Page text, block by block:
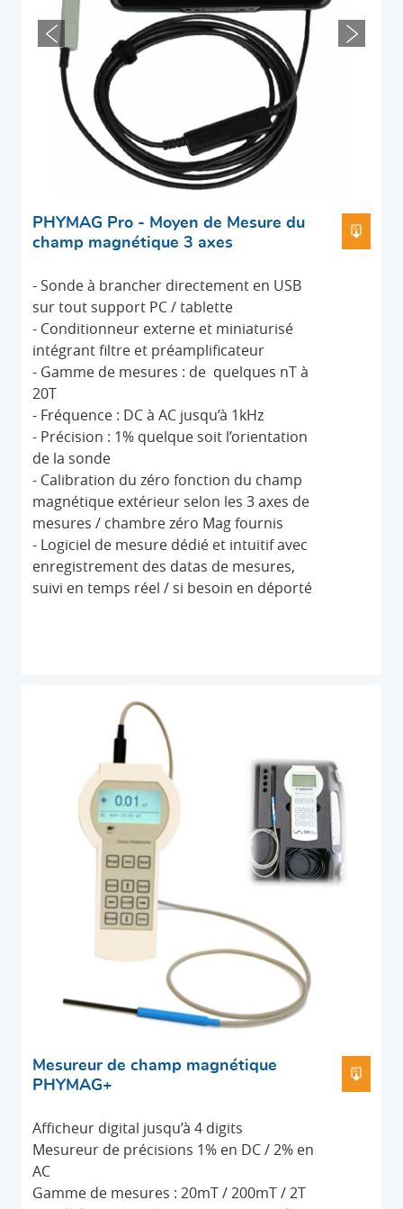
PHYMAG Pro - Moyen de Mesure du
champ magnétique 3 axes
- Sonde à brancher directement en USB
sur tout support PC / tablette
- Conditionneur externe et miniaturisé
intégrant filtre et préamplificateur
- Gamme de mesures : de quelques nT à
20T
- Fréquence : DC à AC jusqu’à 1kHz
- Précision : 1% quelque soit l’orientation
de la sonde
- Calibration du zéro fonction du champ
magnétique extérieur selon les 3 axes de
mesures / chambre zéro Mag fournis
- Logiciel de mesure dédié et intuitif avec
enregistrement des datas de mesures,
suivi en temps réel / si besoin en déporté
Mesureur de champ magnétique
PHYMAG+
Afficheur digital jusqu’à 4 digits
Mesureur de précisions 1% en DC / 2% en
AC
Gamme de mesures : 20mT / 200mT / 2T